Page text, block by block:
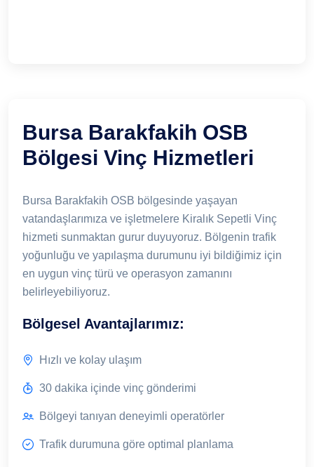
Bursa Barakfakih OSB
Bölgesi Vinç Hizmetleri
Bursa Barakfakih OSB bölgesinde yaşayan
vatandaşlarımıza ve işletmelere Kiralık Sepetli Vinç
hizmeti sunmaktan gurur duyuyoruz. Bölgenin trafik
yoğunluğu ve yapılaşma durumunu iyi bildiğimiz için
en uygun vinç türü ve operasyon zamanını
belirleyebiliyoruz.
Bölgesel Avantajlarımız:
Hızlı ve kolay ulaşım
30 dakika içinde vinç gönderimi
Bölgeyi tanıyan deneyimli operatörler
Trafik durumuna göre optimal planlama